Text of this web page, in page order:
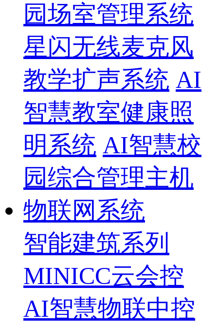
园场室管理系统
星闪无线麦克风
教学扩声系统 AI
智慧教室健康照
明系统 AI智慧校
园综合管理主机
物联网系统
智能建筑系列
MINICC云会控
AI智慧物联中控